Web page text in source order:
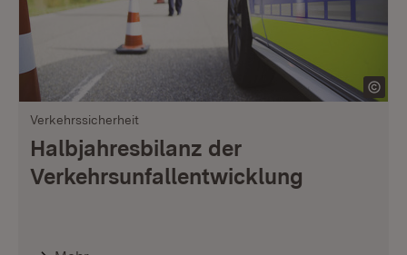
Verkehrssicherheit
Halbjahresbilanz der
Verkehrsunfallentwicklung